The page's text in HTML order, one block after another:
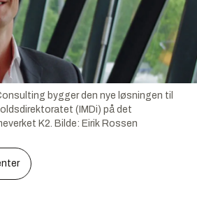
bygger den nye løsningen til
(IMDi) på det
K2. Bilde: Eirik Rossen